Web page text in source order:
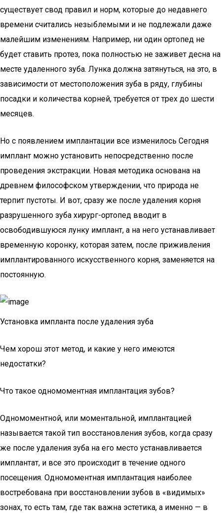
существует свод правил и норм, которые до недавнего
времени считались незыблемыми и не подлежали даже
малейшим изменениям. Например, ни один ортопед не
будет ставить протез, пока полностью не заживет десна на
месте удаленного зуба. Лунка должна затянуться, на это, в
зависимости от местоположения зуба в ряду, глубины
посадки и количества корней, требуется от трех до шести
месяцев.
Но с появлением имплантации все изменилось Сегодня
имплант можно установить непосредственно после
проведения экстракции. Новая методика основана на
древнем философском утверждении, что природа не
терпит пустоты. И вот, сразу же после удаления корня
разрушенного зуба хирург-ортопед вводит в
освободившуюся лунку имплант, а на него устанавливает
временную коронку, которая затем, после приживления
имплантированного искусственного корня, заменяется на
постоянную.
Установка импланта после удаления зуба
Чем хорош этот метод, и какие у него имеются
недостатки?
Что такое одномоментная имплантация зубов?
Одномоментной, или моментальной, имплантацией
называется такой тип восстановления зубов, когда сразу
же после удаления зуба на его место устанавливается
имплантат, и все это происходит в течение одного
посещения. Одномоментная имплантация наиболее
востребована при восстановлении зубов в «видимых»
зонах, то есть там, где так важна эстетика, а именно — в